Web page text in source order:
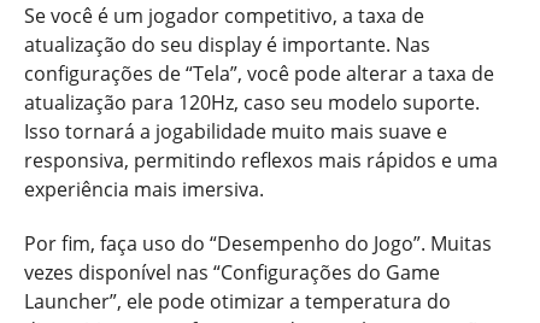
Se você é um jogador competitivo, a taxa de
atualização do seu display é importante. Nas
configurações de “Tela”, você pode alterar a taxa de
atualização para 120Hz, caso seu modelo suporte.
Isso tornará a jogabilidade muito mais suave e
responsiva, permitindo reflexos mais rápidos e uma
experiência mais imersiva.
Por fim, faça uso do “Desempenho do Jogo”. Muitas
vezes disponível nas “Configurações do Game
Launcher”, ele pode otimizar a temperatura do